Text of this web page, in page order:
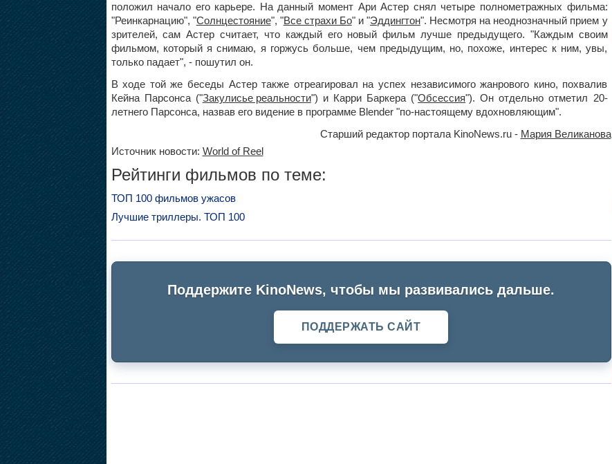
положил начало его карьере. На данный момент Ари Астер снял четыре полнометражных фильма:
"Реинкарнацию", "Солнцестояние", "Все страхи Бо" и "Эддингтон". Несмотря на неоднозначный прием у
зрителей, сам Астер считает, что каждый его новый фильм лучше предыдущего. "Каждым своим
фильмом, который я снимаю, я горжусь больше, чем предыдущим, но, похоже, интерес к ним, увы,
только падает", - пошутил он.
В ходе той же беседы Астер также отреагировал на успех независимого жанрового кино, похвалив
Кейна Парсонса ("Закулисье реальности") и Карри Баркера ("Обсессия"). Он отдельно отметил 20-
летнего Парсонса, назвав его видение в программе Blender "по-настоящему вдохновляющим".
Старший редактор портала KinoNews.ru - Мария Великанова
Источник новости: World of Reel
Рейтинги фильмов по теме:
ТОП 100 фильмов ужасов
Лучшие триллеры. ТОП 100
Поддержите KinoNews, чтобы мы развивались дальше.
ПОДДЕРЖАТЬ САЙТ